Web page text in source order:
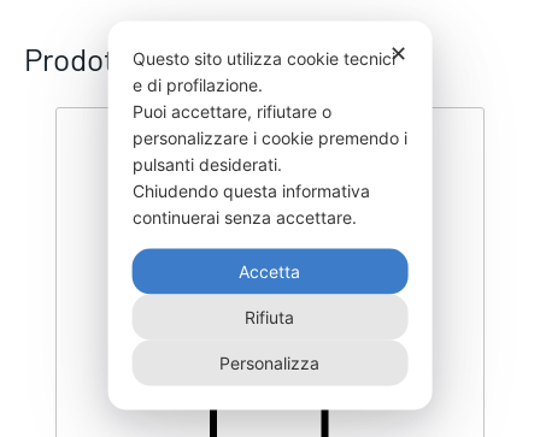
Prodotti correlati ✕
Questo sito utilizza cookie tecnici
e di profilazione.
Puoi accettare, rifiutare o
personalizzare i cookie premendo i
pulsanti desiderati.
Chiudendo questa informativa
continuerai senza accettare.
Accetta
Rifiuta
Personalizza